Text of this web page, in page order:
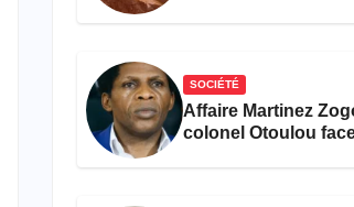
SOCIÉTÉ
Affaire Martinez
colonel Otoulou